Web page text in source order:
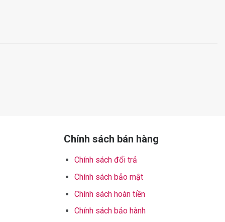
Chính sách bán hàng
Chính sách đổi trả
Chính sách bảo mật
Chính sách hoàn tiền
Chính sách bảo hành